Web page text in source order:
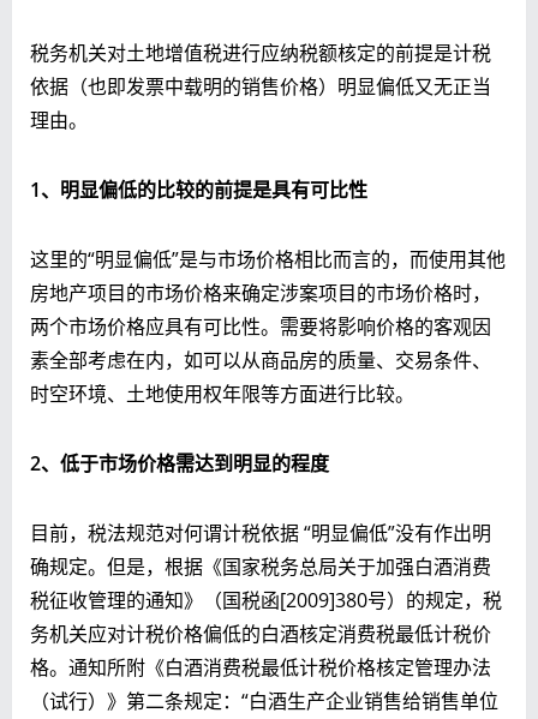
税务机关对土地增值税进行应纳税额核定的前提是计税
依据（也即发票中载明的销售价格）明显偏低又无正当
理由。
1、明显偏低的比较的前提是具有可比性
这里的“明显偏低”是与市场价格相比而言的，而使用其他
房地产项目的市场价格来确定涉案项目的市场价格时，
两个市场价格应具有可比性。需要将影响价格的客观因
素全部考虑在内，如可以从商品房的质量、交易条件、
时空环境、土地使用权年限等方面进行比较。
2、 低于市场价格需达到明显的程度
目前，税法规范对何谓计税依据 “明显偏低”没有作出明
确规定。但是，根据《国家税务总局关于加强白酒消费
税征收管理的通知》（国税函[2009]380号）的规定，税
务机关应对计税价格偏低的白酒核定消费税最低计税价
格。通知所附《白酒消费税最低计税价格核定管理办法
（试行）》第二条规定：“白酒生产企业销售给销售单位